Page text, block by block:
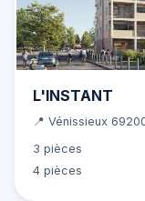
L'INSTANT
📍 Vénissieux
3 pièces
4 pièces